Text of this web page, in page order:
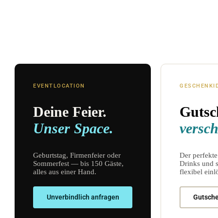
EVENTLOCATION
Deine Feier.
Unser Space.
Geburtstag, Firmenfeier oder
Sommerfest — bis 150 Gäste,
alles aus einer Hand.
Unverbindlich anfragen
Der
Drinks und
flexibel